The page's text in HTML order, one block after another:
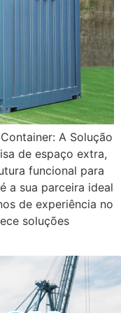
A Solução
de espaço extra,
funcional para
a sua parceira ideal
de experiência no
soluções